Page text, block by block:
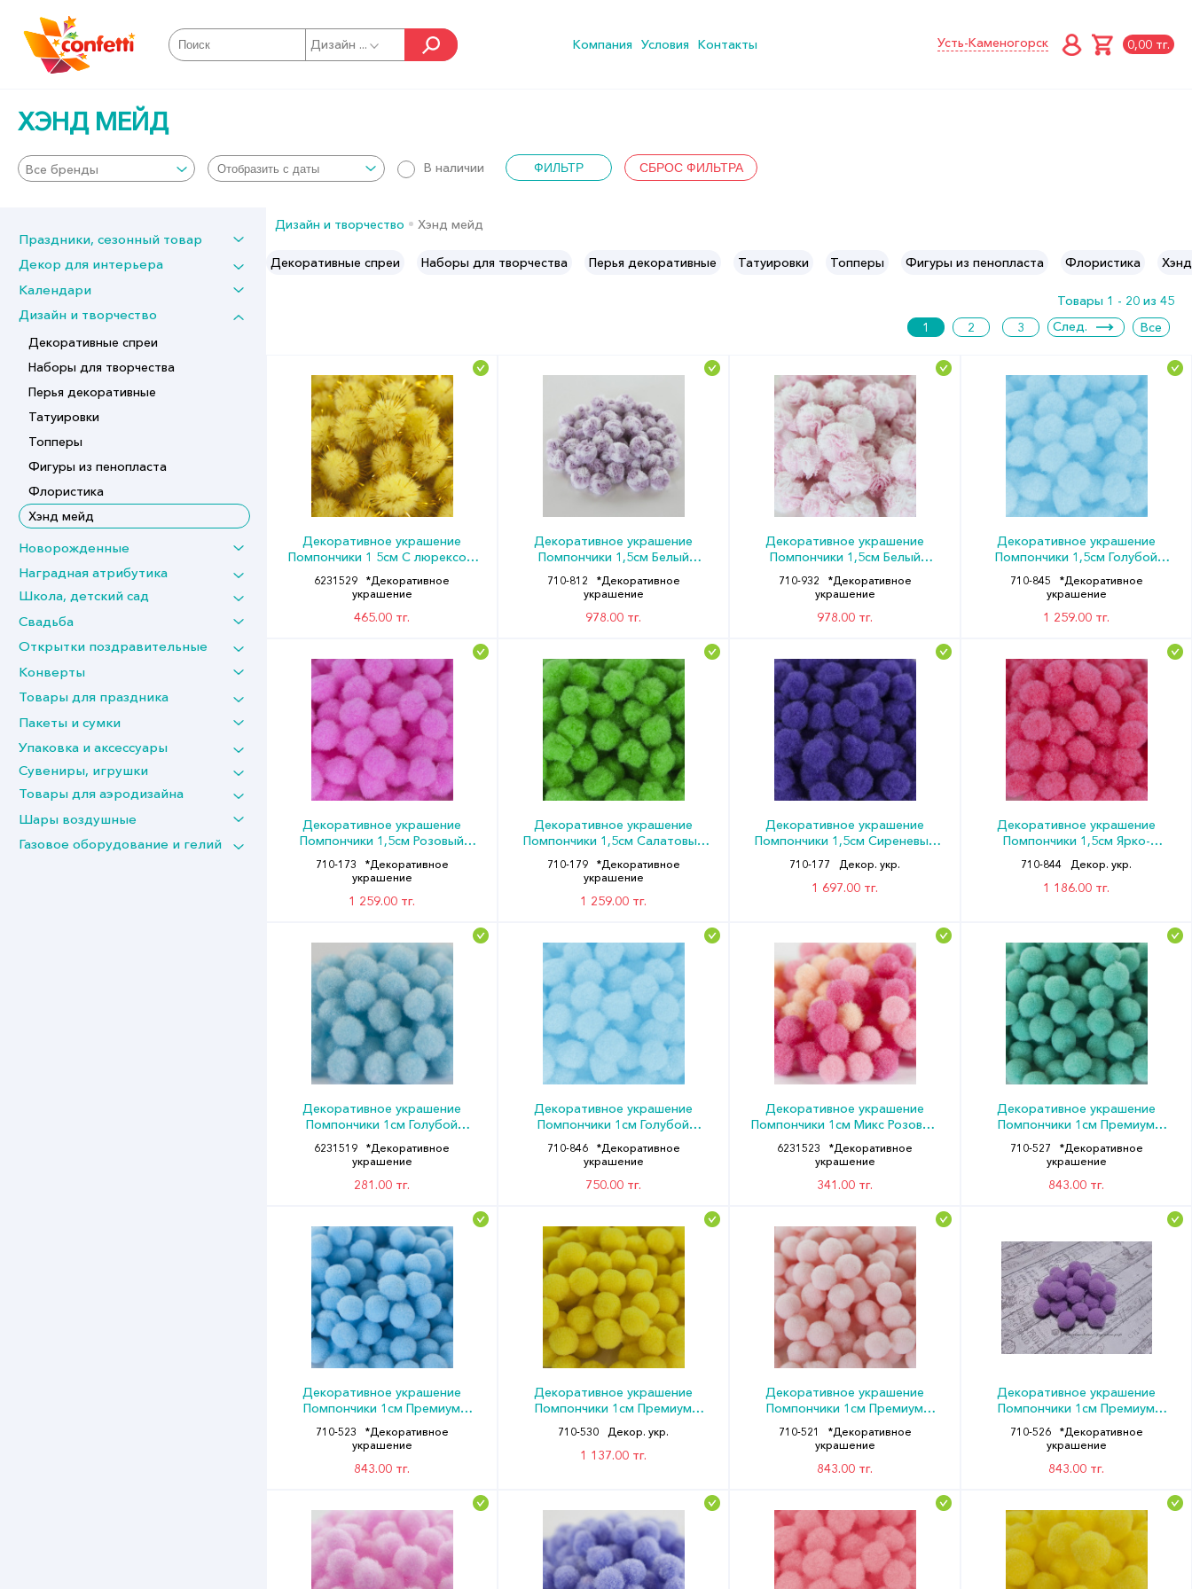
Дизайн ... Компания Условия Контакты Усть-Каменогорск 0,00 тг.
ХЭНД МЕЙД
Праздники, сезонный товар
Декор для интерьера
Календари
Дизайн и творчество
Декоративные спреи
Наборы для творчества
Перья декоративные
Татуировки
Топперы
Фигуры из пенопласта
Флористика
Хэнд мейд
Новорожденные
Наградная атрибутика
Школа, детский сад
Свадьба
Открытки поздравительные
Конверты
Товары для праздника
Пакеты и сумки
Упаковка и аксессуары
Сувениры, игрушки
Товары для аэродизайна
Шары воздушные
Газовое оборудование и гелий
Все бренды В наличии
Дизайн и творчество Хэнд мейд
Хэнд мейд Декоративные спреи Наборы для творчества Перья декоративные Татуировки Топперы Фигуры из пенопласта Флористика
Товары 1 - 20 из 45
1
2 3 След. Все
Декоративное украшение
Помпончики 1 5см С люрексом
Желтый Золото (уп100) ДБ
6231529
*Декоративное
украшение
465.00 тг.
Декоративное украшение
Помпончики 1,5см Белый
Розовый (уп50) ДБ
710-812
*Декоративное
украшение
978.00 тг.
Декоративное украшение
Помпончики 1,5см Белый
Светло-розовый (уп50) ДБ
710-932
*Декоративное
украшение
978.00 тг.
Декоративное украшение
Помпончики 1,5см Голубой
(уп200) ДБ
710-845
*Декоративное
украшение
1 259.00 тг.
Декоративное украшение
Помпончики 1,5см Розовый
(уп200) ДБ
710-173
*Декоративное
украшение
1 259.00 тг.
Декоративное украшение
Помпончики 1,5см Салатовый
(уп200) ДБ
710-179
*Декоративное
украшение
1 259.00 тг.
Декоративное украшение
Помпончики 1,5см Сиреневый
(уп200) ДБ
710-177 Декор. укр.
1 697.00 тг.
Декоративное украшение
Помпончики 1,5см Ярко-
розовый (уп200) ДБ
710-844 Декор. укр.
1 186.00 тг.
Декоративное украшение
Помпончики 1см Голубой
(уп100) ДБ
6231519
*Декоративное
украшение
281.00 тг.
Декоративное украшение
Помпончики 1см Голубой
(уп200) ДБ
710-846
*Декоративное
украшение
750.00 тг.
Декоративное украшение
Помпончики 1см Микс Розовый
(уп100) ДБ
6231523
*Декоративное
украшение
341.00 тг.
Декоративное украшение
Помпончики 1см Премиум
Аквамарин (уп200) ДБ
710-527
*Декоративное
украшение
843.00 тг.
Декоративное украшение
Помпончики 1см Премиум
Голубой (уп200) ДБ
710-523
*Декоративное
украшение
843.00 тг.
Декоративное украшение
Помпончики 1см Премиум
Желтый (уп200) ДБ
710-530 Декор. укр.
1 137.00 тг.
Декоративное украшение
Помпончики 1см Премиум
Розовый персик (уп200) ДБ
710-521
*Декоративное
украшение
843.00 тг.
Декоративное украшение
Помпончики 1см Премиум
Сиреневый (уп200) ДБ
710-526
*Декоративное
украшение
843.00 тг.